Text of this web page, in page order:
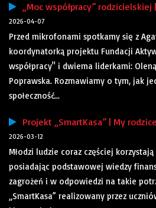
„Moc współpracy” rodzicielskiej
2026-04-07
Przed mikrofonami spotkamy się z
koordynatorką projektu Fundacji
współpracy" i dwiema liderkami:
Poprawska. Rozmawiamy o tym, jak
społeczność...
Projekt „SmartKasa” | My rodzice
2026-03-12
Młodzi ludzie coraz częściej
posiadając podstawowej wiedzy
zagrożeń i w odpowiedzi na takie
„SmartKasa” realizowany przez